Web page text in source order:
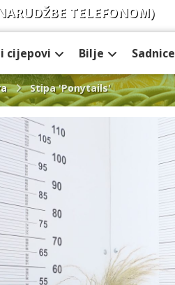
TELEFONOM)
cijepovi Bilje Sadnice
Stipa 'Ponytails'